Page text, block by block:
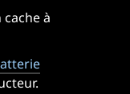
à